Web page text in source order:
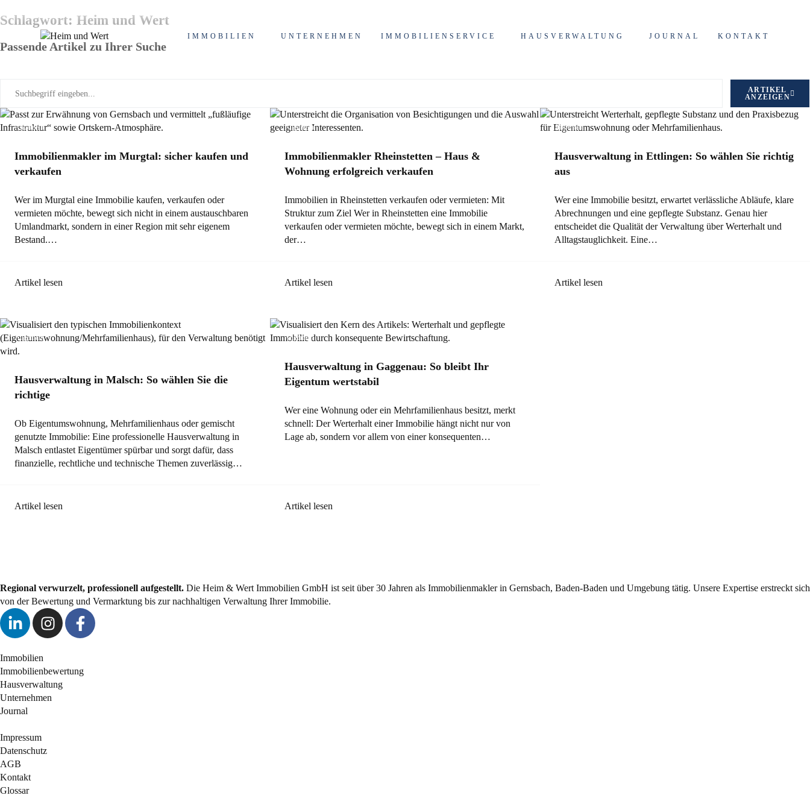
IMMOBILIEN UNTERNEHMEN IMMOBILIENSERVICE HAUSVERWALTUNG JOURNAL KONTAKT
Schlagwort: Heim und Wert
Passende Artikel zu Ihrer Suche
ARTIKEL
ANZEIGEN
Allgemein
Immobilienmakler im Murgtal: sicher kaufen und
verkaufen
Wer im Murgtal eine Immobilie kaufen, verkaufen oder
vermieten möchte, bewegt sich nicht in einem austauschbaren
Umlandmarkt, sondern in einer Region mit sehr eigenem
Bestand.…
Artikel lesen
Allgemein
Immobilienmakler Rheinstetten – Haus &
Wohnung erfolgreich verkaufen
Immobilien in Rheinstetten verkaufen oder vermieten: Mit
Struktur zum Ziel Wer in Rheinstetten eine Immobilie
verkaufen oder vermieten möchte, bewegt sich in einem Markt,
der…
Artikel lesen
Allgemein
Hausverwaltung in Ettlingen: So wählen Sie richtig
aus
Wer eine Immobilie besitzt, erwartet verlässliche Abläufe, klare
Abrechnungen und eine gepflegte Substanz. Genau hier
entscheidet die Qualität der Verwaltung über Werterhalt und
Alltagstauglichkeit. Eine…
Artikel lesen
Allgemein
Hausverwaltung in Malsch: So wählen Sie die
richtige
Ob Eigentumswohnung, Mehrfamilienhaus oder gemischt
genutzte Immobilie: Eine professionelle Hausverwaltung in
Malsch entlastet Eigentümer spürbar und sorgt dafür, dass
finanzielle, rechtliche und technische Themen zuverlässig…
Artikel lesen
Allgemein
Hausverwaltung in Gaggenau: So bleibt Ihr
Eigentum wertstabil
Wer eine Wohnung oder ein Mehrfamilienhaus besitzt, merkt
schnell: Der Werterhalt einer Immobilie hängt nicht nur von
Lage ab, sondern vor allem von einer konsequenten…
Artikel lesen
Regional verwurzelt, professionell aufgestellt. Die Heim & Wert Immobilien GmbH ist seit über 30 Jahren als Immobilienmaklerin Gernsbach, Baden-Baden und Umgebung tätig. Unsere Expertise erstreckt sich
von der Bewertung und Vermarktung bis zur nachhaltigen Verwaltung Ihrer Immobilie.
Immobilien
Immobilienbewertung
Hausverwaltung
Unternehmen
Journal
Impressum
Datenschutz
AGB
Kontakt
Glossar